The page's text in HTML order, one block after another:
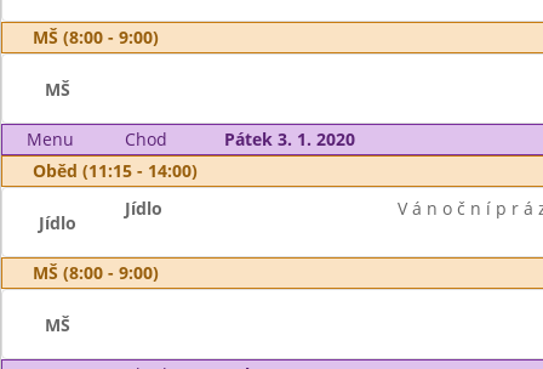
MŠ (8:00 - 9:00)
MŠ
Menu Chod
Pátek 3. 1. 2020
Oběd (11:15 - 14:00)
Jídlo
Jídlo V á n o č n í p r á
MŠ (8:00 - 9:00)
MŠ